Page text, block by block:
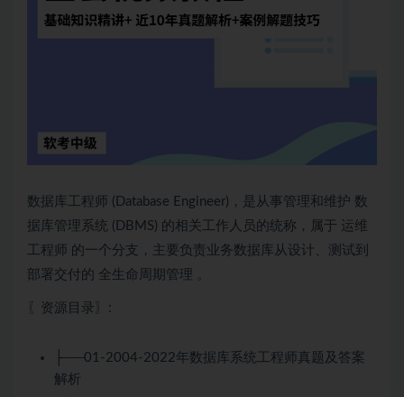
数据库工程师 (Database Engineer)，是从事管理和维护 数
据库管理系统 (DBMS) 的相关工作人员的统称，属于 运维
工程师 的一个分支，主要负责业务数据库从设计、 测试到
部署交付的 全生命周期管理 。
〖资源目录〗:
├──01-2004-2022年数据库系统工程师真题及答案
解析